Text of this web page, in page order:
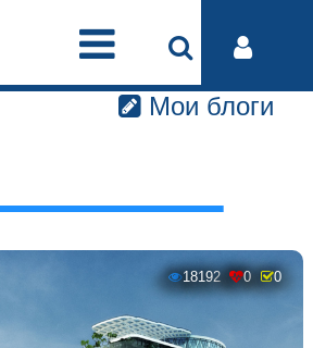
Мои блоги
18192 0 0